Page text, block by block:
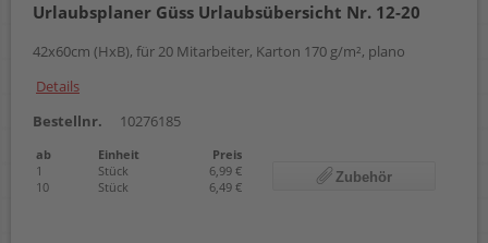
Urlaubsplaner Güss Urlaubsübersicht Nr. 12-20
42x60cm (HxB), für 20 Mitarbeiter, Karton 170 g/m², plano
Details
Bestellnr.
10276185
ab Einheit
Preis
1
Stück
6,99 €
10
Stück 6,49 €
Zubehör